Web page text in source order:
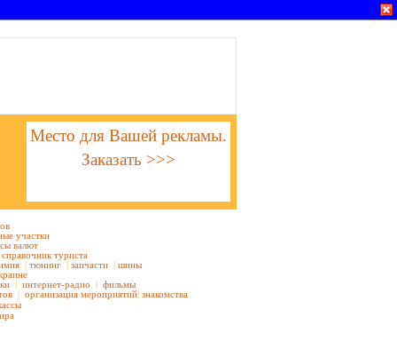
Место для Вашей рекламы.
Заказать >>>
участки
валют
справочник туриста
| тюнинг | запчасти | шины
| интернет-радио | фильмы
| организация мероприятий| знакомства